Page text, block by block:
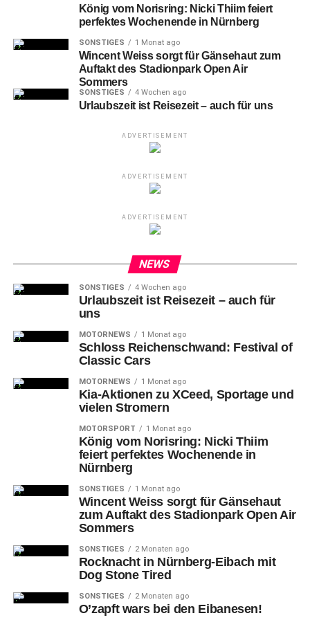
auf Teresa Windschall. Sie hat die Jury mit Offenheit,
Spontaneität und Herzlichkeit besonders überzeugt.“
Teresa Windschallwird am Freitag, 26. November 2021,
um 17.30 Uhr den Prolog sprechen, mit dem in jedem
Jahr der weltberühmte Nürnberger Christkindlesmarkt
eröffnet wird. Die Eröffnung wird coronabedingt in diesem
abgehalten, sondern findet nichtöffentlich statt. Die
Teresa Windschall ist das neue Nürnberger Christkind der Jahre
währende Ehrenamt gewählt.
den Aufgaben des Christkinds gehören 2021 und
sozialer und karitativer Einrichtungen in der Stadt. Auf
dem Markt selbst wird es, wie traditionell üblich, in diesem
Jahr nicht anzutreffen sein, um Menschenansammlungen
zu vermeiden.
Nürnberger Christkind wird seit 1969 alle zwei Jahre
vom Amt für Kommunikation und Stadtmarketing
Nürnberg nach dem gleichen Verfahren gesucht. Zur
König vom Norisring: Nicki Thiim feiert
perfektes Wochenende in Nürnberg
SONSTIGES 1 Monat ago
Wincent Weiss sorgt für Gänsehaut zum
Auftakt des Stadionpark Open Air
Sommers
SONSTIGES 4 Wochen ago
Urlaubszeit ist Reisezeit – auch für uns
ADVERTISEMENT
ADVERTISEMENT
ADVERTISEMENT
NEWS
SONSTIGES 4 Wochen ago
Urlaubszeit ist Reisezeit – auch für
uns
MOTORNEWS 1 Monat ago
Schloss Reichenschwand: Festival of
Classic Cars
MOTORNEWS 1 Monat ago
Kia-Aktionen zu XCeed, Sportage und
vielen Stromern
MOTORSPORT 1 Monat ago
König vom Norisring: Nicki Thiim
feiert perfektes Wochenende in
Nürnberg
SONSTIGES 1 Monat ago
Wincent Weiss sorgt für Gänsehaut
zum Auftakt des Stadionpark Open Air
Sommers
SONSTIGES 2 Monaten ago
Rocknacht in Nürnberg-Eibach mit
Dog Stone Tired
SONSTIGES 2 Monaten ago
O’zapft wars bei den Eibanesen!